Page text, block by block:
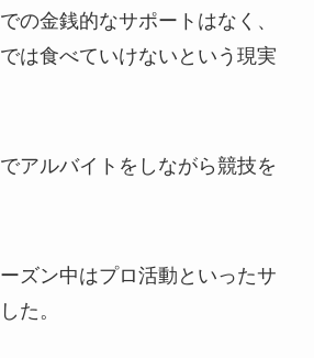
の金銭的なサポートはなく、
は食べていけないという現実
アルバイトをしながら競技を
ズン中はプロ活動といったサ
た。